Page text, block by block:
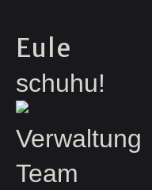
Eule
schuhu!
Verwaltung
Team